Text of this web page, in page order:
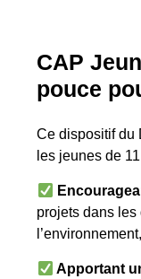
CAP
pouce
Ce dispositif du
les jeunes de
projets dans
Apportant